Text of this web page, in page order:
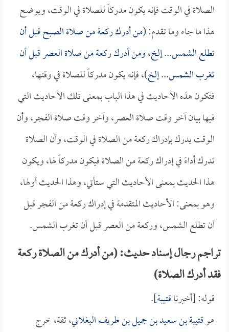
الصلاة في الوقت فإنه يكون مدركاً للصلاة في الوقت، ويوضح
هذا ما جاء وما تقدم: (من أدرك ركعة من صلاة الصبح قبل أن
تطلع الشمس... إلخ، ومن أدرك ركعة من صلاة العصر قبل أن
تغرب الشمس... إلخ)، فإنه يكون مدركاً للصلاة في وقتها،
فتكون هذه الأحاديث في هذا الباب بمعنى تلك الأحاديث التي
فيها بيان آخر وقت صلاة العصر، وآخر وقت صلاة الفجر، وأن
الوقت يدرك بإدراك ركعة من الصلاة في الوقت، وأن الصلاة
تدرك أداءً في إدراك ركعة من الصلاة فيكون مدركاً لها، ويكون
هذا الحديث بمعنى الأحاديث التي ستأتي، وهذا الحديث أولها،
وهو بمعنى: الأحاديث المتقدمة في إدراك ركعة من الفجر قبل
أن تطلع الشمس، وركعة من العصر قبل أن تغرب الشمس.
تراجم رجال إسناد حديث: (من أدرك من الصلاة ركعة
فقد أدرك الصلاة)
قوله: [أخبرناقتيبة].
هوقتيبة بن سعيد بن جميل بن طريف البغلاني، ثقة، خرج